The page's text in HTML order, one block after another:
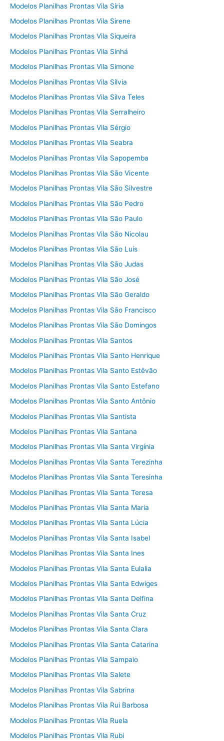
Modelos Planilhas Prontas Vila Síria
Modelos Planilhas Prontas Vila Sirene
Modelos Planilhas Prontas Vila Siqueira
Modelos Planilhas Prontas Vila Sinhá
Modelos Planilhas Prontas Vila Simone
Modelos Planilhas Prontas Vila Sílvia
Modelos Planilhas Prontas Vila Silva Teles
Modelos Planilhas Prontas Vila Serralheiro
Modelos Planilhas Prontas Vila Sérgio
Modelos Planilhas Prontas Vila Seabra
Modelos Planilhas Prontas Vila Sapopemba
Modelos Planilhas Prontas Vila São Vicente
Modelos Planilhas Prontas Vila São Silvestre
Modelos Planilhas Prontas Vila São Pedro
Modelos Planilhas Prontas Vila São Paulo
Modelos Planilhas Prontas Vila São Nicolau
Modelos Planilhas Prontas Vila São Luís
Modelos Planilhas Prontas Vila São Judas
Modelos Planilhas Prontas Vila São José
Modelos Planilhas Prontas Vila São Geraldo
Modelos Planilhas Prontas Vila São Francisco
Modelos Planilhas Prontas Vila São Domingos
Modelos Planilhas Prontas Vila Santos
Modelos Planilhas Prontas Vila Santo Henrique
Modelos Planilhas Prontas Vila Santo Estêvão
Modelos Planilhas Prontas Vila Santo Estefano
Modelos Planilhas Prontas Vila Santo Antônio
Modelos Planilhas Prontas Vila Santista
Modelos Planilhas Prontas Vila Santana
Modelos Planilhas Prontas Vila Santa Virgínia
Modelos Planilhas Prontas Vila Santa Terezinha
Modelos Planilhas Prontas Vila Santa Teresinha
Modelos Planilhas Prontas Vila Santa Teresa
Modelos Planilhas Prontas Vila Santa Maria
Modelos Planilhas Prontas Vila Santa Lúcia
Modelos Planilhas Prontas Vila Santa Isabel
Modelos Planilhas Prontas Vila Santa Ines
Modelos Planilhas Prontas Vila Santa Eulalia
Modelos Planilhas Prontas Vila Santa Edwiges
Modelos Planilhas Prontas Vila Santa Delfina
Modelos Planilhas Prontas Vila Santa Cruz
Modelos Planilhas Prontas Vila Santa Clara
Modelos Planilhas Prontas Vila Santa Catarina
Modelos Planilhas Prontas Vila Sampaio
Modelos Planilhas Prontas Vila Salete
Modelos Planilhas Prontas Vila Sabrina
Modelos Planilhas Prontas Vila Rui Barbosa
Modelos Planilhas Prontas Vila Ruela
Modelos Planilhas Prontas Vila Rubi